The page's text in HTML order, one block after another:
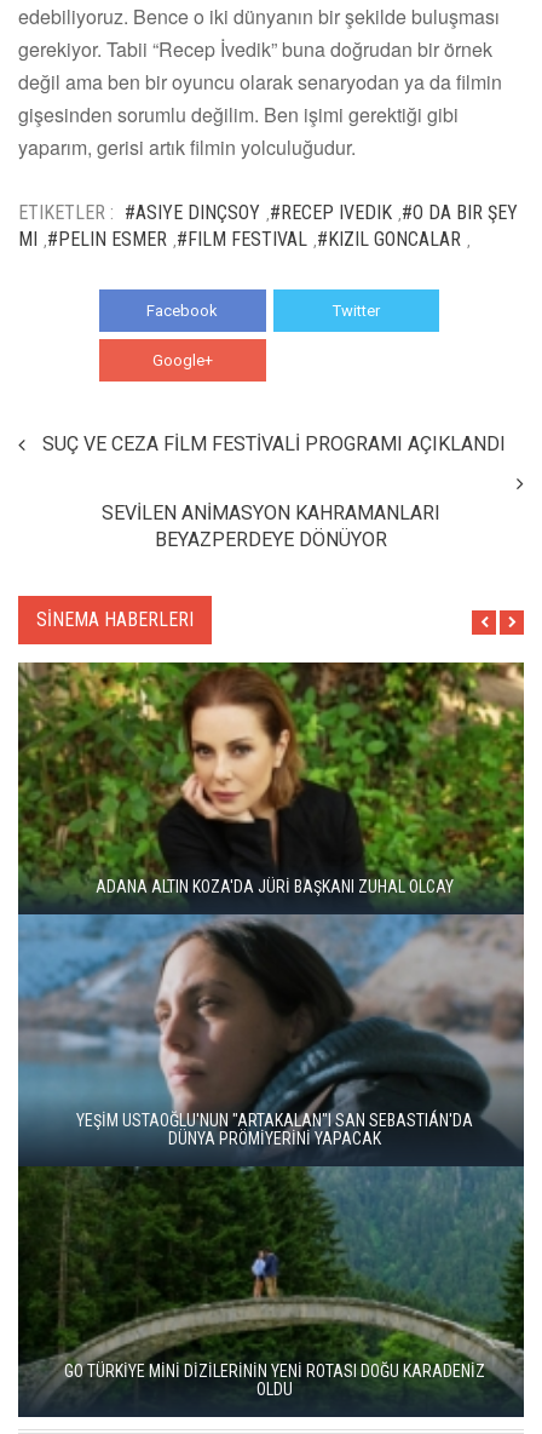
edebiliyoruz. Bence o iki dünyanın bir şekilde buluşması
gerekiyor. Tabii “Recep İvedik” buna doğrudan bir örnek
değil ama ben bir oyuncu olarak senaryodan ya da filmin
gişesinden sorumlu değilim. Ben işimi gerektiği gibi
yaparım, gerisi artık filmin yolculuğudur.
ETIKETLER : #ASIYE DINÇSOY #RECEP IVEDIK #O DA BIR ŞEY
MI #PELIN ESMER #FILM FESTIVAL #KIZIL GONCALAR
Facebook Twitter
Google+
SUÇ VE CEZA FİLM FESTİVALİ PROGRAMI AÇIKLANDI
SEVİLEN ANİMASYON KAHRAMANLARI
BEYAZPERDEYE DÖNÜYOR
SİNEMA HABERLERI
ADANA ALTIN KOZA'DA JÜRİ BAŞKANI ZUHAL OLCAY
YEŞİM USTAOĞLU'NUN "ARTAKALAN"I SAN SEBASTIÁN'DA
DÜNYA PRÖMİYERİNİ YAPACAK
GO TÜRKİYE MİNİ DİZİLERİNİN YENİ ROTASI DOĞU KARADENİZ
OLDU